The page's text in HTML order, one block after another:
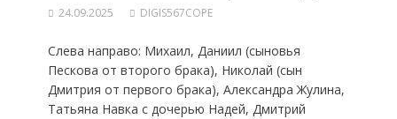
24.09.2025 DIGIS567COPE
Слева направо: Михаил, Даниил (сыновья
Пескова от второго брака), Николай (сын
Дмитрия от первого брака), Александра Жулина,
Татьяна Навка с дочерью Надей, Дмитрий